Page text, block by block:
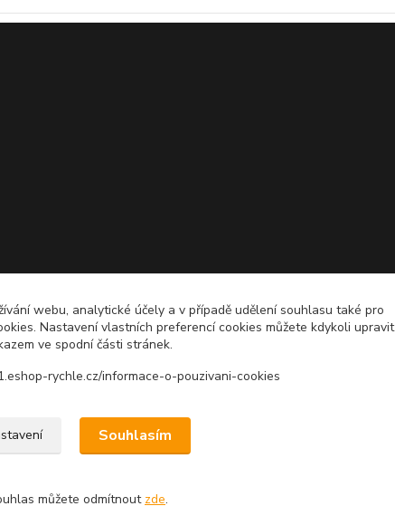
Upravit sběr cookies.
webu, analytické účely a v případě udělení souhlasu také pro
Nastavení vlastních preferencí cookies můžete kdykoli upravit
ve spodní části stránek.
rychle.cz/informace-o-pouzivani-cookies
Souhlasím
můžete odmítnout zde.